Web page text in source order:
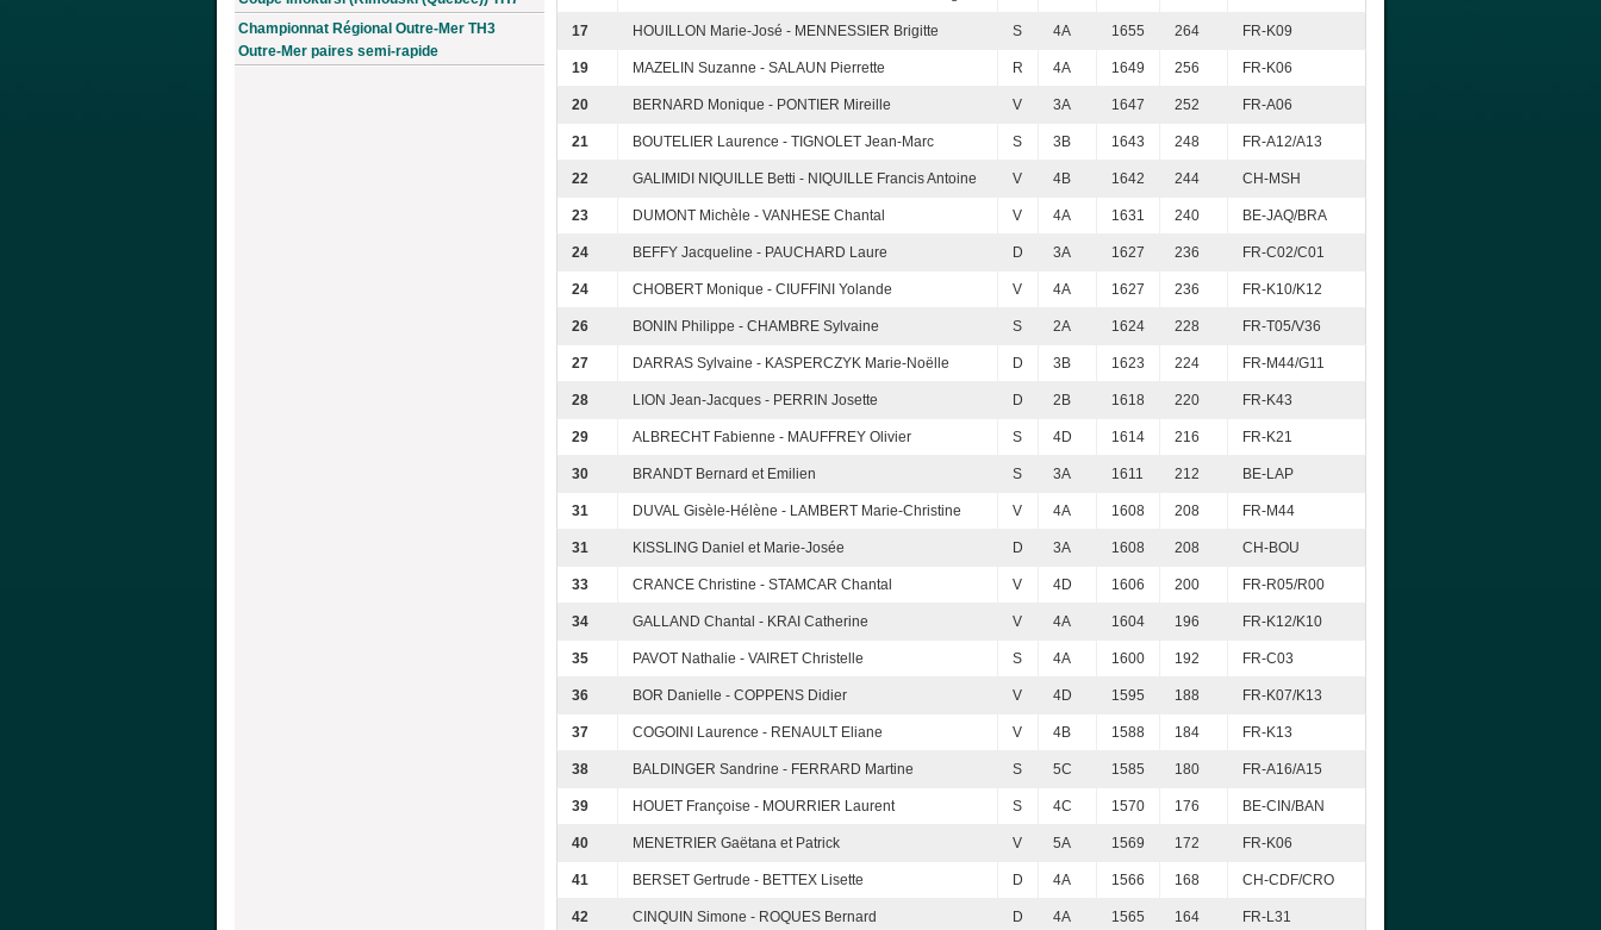
Championnat Régional Outre-Mer TH3
Outre-Mer paires semi-rapide
17 HOUILLON Marie-José - MENNESSIER Brigitte S 4A 1655 264 FR-K09
19 MAZELIN Suzanne - SALAUN Pierrette R 4A 1649 256 FR-K06
20 BERNARD Monique - PONTIER Mireille V 3A 1647 252 FR-A06
21 BOUTELIER Laurence - TIGNOLET Jean-Marc S 3B 1643 248 FR-A12/A13
22 GALIMIDI NIQUILLE Betti - NIQUILLE Francis Antoine V 4B 1642 244 CH-MSH
23 DUMONT Michèle - VANHESE Chantal V 4A 1631 240 BE-JAQ/BRA
24 BEFFY Jacqueline - PAUCHARD Laure D 3A 1627 236 FR-C02/C01
24 CHOBERT Monique - CIUFFINI Yolande V 4A 1627 236 FR-K10/K12
26 BONIN Philippe - CHAMBRE Sylvaine S 2A 1624 228 FR-T05/V36
27 DARRAS Sylvaine - KASPERCZYK Marie-Noëlle D 3B 1623 224 FR-M44/G11
28 LION Jean-Jacques - PERRIN Josette D 2B 1618 220 FR-K43
29 ALBRECHT Fabienne - MAUFFREY Olivier S 4D 1614 216 FR-K21
30 BRANDT Bernard et Emilien S 3A 1611 212 BE-LAP
31 DUVAL Gisèle-Hélène - LAMBERT Marie-Christine V 4A 1608 208 FR-M44
31 KISSLING Daniel et Marie-Josée D 3A 1608 208 CH-BOU
33 CRANCE Christine - STAMCAR Chantal V 4D 1606 200 FR-R05/R00
34 GALLAND Chantal - KRAI Catherine V 4A 1604 196 FR-K12/K10
35 PAVOT Nathalie - VAIRET Christelle S 4A 1600 192 FR-C03
36 BOR Danielle - COPPENS Didier V 4D 1595 188 FR-K07/K13
37 COGOINI Laurence - RENAULT Eliane V 4B 1588 184 FR-K13
38 BALDINGER Sandrine - FERRARD Martine S 5C 1585 180 FR-A16/A15
39 HOUET Françoise - MOURRIER Laurent S 4C 1570 176 BE-CIN/BAN
40 MENETRIER Gaëtana et Patrick V 5A 1569 172 FR-K06
41 BERSET Gertrude - BETTEX Lisette D 4A 1566 168 CH-CDF/CRO
42 CINQUIN Simone - ROQUES Bernard D 4A 1565 164 FR-L31